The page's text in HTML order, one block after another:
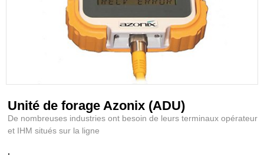
Unité de forage Azonix (ADU)
De nombreuses industries ont besoin de leurs terminaux opérateur
et IHM situés sur la ligne
.